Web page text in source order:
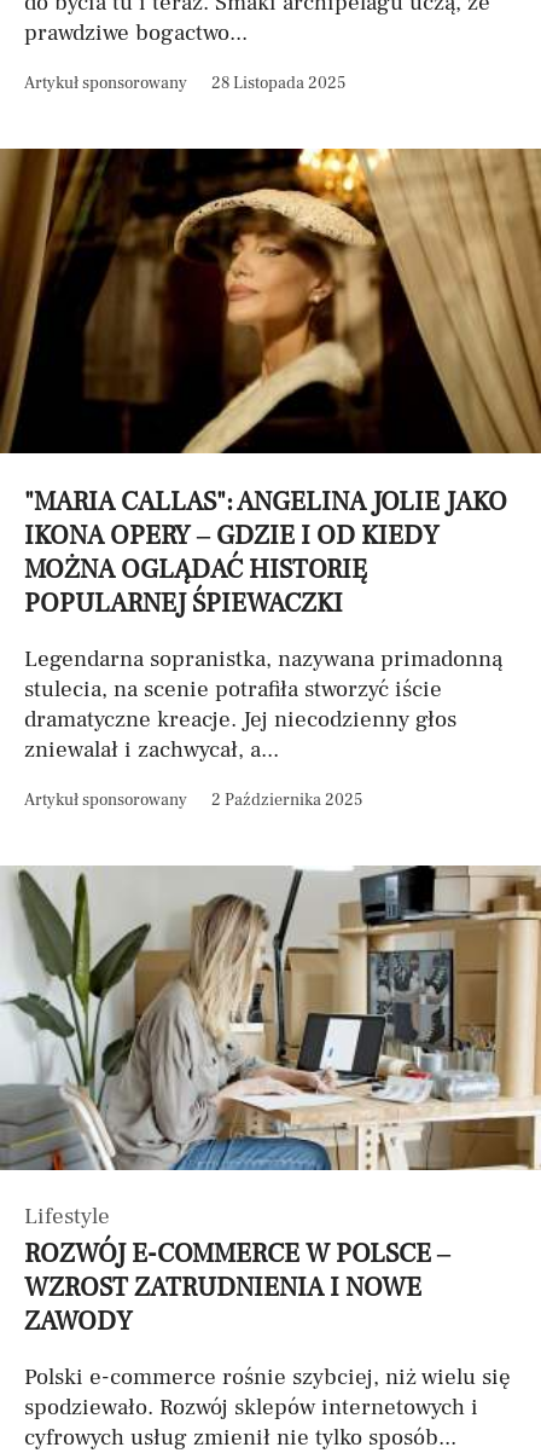
prawdziwe bogactwo...
Artykuł sponsorowany 28 Listopada 2025
"MARIA CALLAS": ANGELINA JOLIE JAKO
IKONA OPERY – GDZIE I OD KIEDY
MOŻNA OGLĄDAĆ HISTORIĘ
POPULARNEJ ŚPIEWACZKI
Legendarna sopranistka, nazywana primadonną
stulecia, na scenie potrafiła stworzyć iście
dramatyczne kreacje. Jej niecodzienny głos
zniewalał i zachwycał, a...
Artykuł sponsorowany 2 Października 2025
Lifestyle
ROZWÓJ E-COMMERCE W POLSCE –
WZROST ZATRUDNIENIA I NOWE
ZAWODY
Polski e-commerce rośnie szybciej, niż wielu się
spodziewało. Rozwój sklepów internetowych i
cyfrowych usług zmienił nie tylko sposób...